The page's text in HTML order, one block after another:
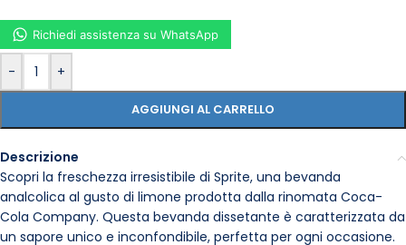
- +
AGGIUNGI AL CARRELLO
Richiedi assistenza su WhatsApp
Descrizione
Scopri la freschezza irresistibile di Sprite, una bevanda
analcolica al gusto di limone prodotta dalla rinomata Coca-
Cola Company. Questa bevanda dissetante è caratterizzata da
un sapore unico e inconfondibile, perfetta per ogni occasione.